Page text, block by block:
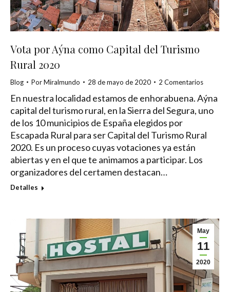
Vota por Aýna como Capital del Turismo
Rural 2020
Blog PorMiralmundo 28 de mayo de 2020 2 Comentarios
En nuestra localidad estamos de enhorabuena. Aýna
capital del turismo rural, en la Sierra del Segura, uno
de los 10 municipios de España elegidos por
Escapada Rural para ser Capital del Turismo Rural
2020. Es un proceso cuyas votaciones ya están
abiertas y en el que te animamos a participar. Los
organizadores del certamen destacan…
Detalles
May
11
2020